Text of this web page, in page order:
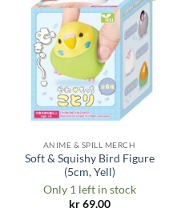
Legg til i
ønskeliste
ANIME & SPILL MERCH
Soft & Squishy Bird Figure
(5cm, Yell)
Only 1 left in stock
kr69.00